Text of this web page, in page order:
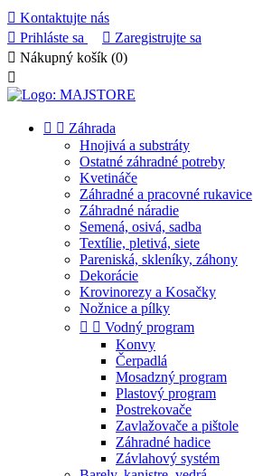
 Kontaktujte nás
 Prihláste sa  Zaregistrujte sa
 Nákupný košík (0)

  Záhrada
Hnojivá a substráty
Ostatné záhradné potreby
Kvetináče
Záhradné a pracovné rukavice
Záhradné náradie
Semená, osivá, sadba
Textílie, pletivá, siete
Pareniská, skleníky, záhony
Dekorácie
Krovinorezy a Kosačky
Nožnice a pílky
  Vodný program
Konvy
Čerpadlá
Mosadzný program
Plastový program
Postrekovače
Zavlažovače a pištole
Záhradné hadice
Závlahový systém